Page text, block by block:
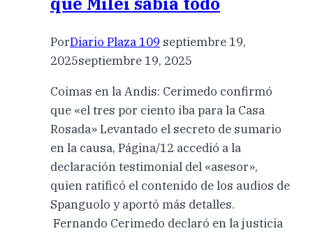
PorDiario Plaza 109 septiembre 19,
2025septiembre 19, 2025
Coimas en la Andis: Cerimedo confirmó
que «el tres por ciento iba para la Casa
Rosada» Levantado el secreto de sumario
en la causa, Página/12 accedió a la
declaración testimonial del «asesor»,
quien ratificó el contenido de los audios de
Spanguolo y aportó más detalles.
Fernando Cerimedo declaró en la justicia